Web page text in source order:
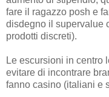
fare il ragazzo posh e
disdegno il supervalue
prodotti discreti).
Le escursioni in centro
evitare di incontrare
fanno casino (italiani e